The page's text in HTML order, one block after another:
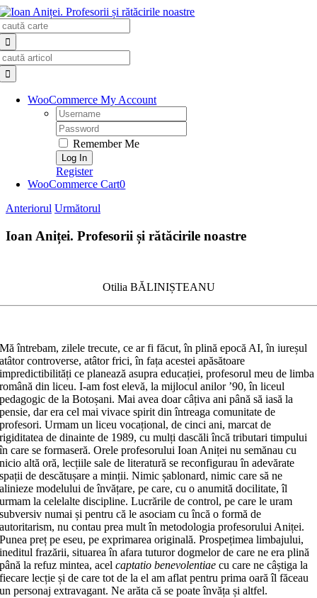
Skip
to
content
WooCommerce My Account
Username:
Password:
Remember Me
Register
WooCommerce Cart0
Anteriorul Următorul
Ioan Aniței. Profesorii și rătăcirile noastre
Otilia BĂLINIȘTEANU
Mă întrebam, zilele trecute, ce ar fi făcut, în plină epocă AI, în iureșul
atâtor controverse, atâtor frici, în fața acestei apăsătoare
impredictibilități ce planează asupra educației, profesorul meu de limba
română din liceu. I‑am fost elevă, la mijlocul anilor ’90, în liceul
pedagogic de la Botoșani. Mai avea doar câțiva ani până să iasă la
pensie, dar era cel mai vivace spirit din întreaga comunitate de
profesori. Urmam un liceu vocațional, de cinci ani, marcat de
rigiditatea de dinainte de 1989, cu mulți dascăli încă tributari timpului
în care se formaseră. Orele profesorului Ioan Aniței nu semănau cu
nicio altă oră, lecțiile sale de literatură se reconfigurau în adevărate
spații de descătușare a minții. Nimic șablonard, nimic care să ne
alinieze modelului de învățare, pe care, cu o anumită docilitate, îl
urmam la celelalte discipline. Lucrările de control, pe care le uram
subversiv numai și pentru că le asociam cu încă o formă de
autoritarism, nu contau prea mult în metodologia profesorului Aniței.
Punea preț pe eseu, pe exprimarea originală. Prospețimea limbajului,
ineditul frazării, situarea în afara tuturor dogmelor de care ne era plină
până la refuz mintea, acelcaptatio benevolentiae cu care ne câștiga la
fiecare lecție și de care tot de la el am aflat pentru prima oară îl făceau
un personaj extravagant. Ne arăta că se poate învăța și altfel.